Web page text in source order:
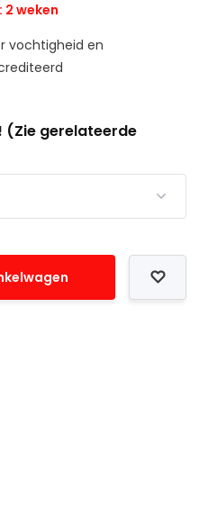
2 weken
vochtigheid en
(Zie gerelateerde